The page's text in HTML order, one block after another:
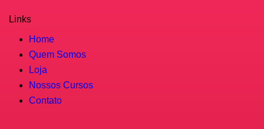
Links
Home
Quem Somos
Loja
Nossos Cursos
Contato